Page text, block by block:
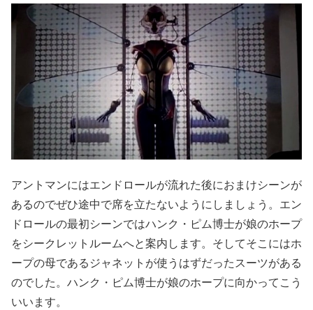
アントマンにはエンドロールが流れた後におまけシーンが
あるのでぜひ途中で席を立たないようにしましょう。エン
ドロールの最初シーンではハンク・ピム博士が娘のホープ
をシークレットルームへと案内します。そしてそこにはホ
ープの母であるジャネットが使うはずだったスーツがある
のでした。ハンク・ピム博士が娘のホープに向かってこう
いいます。